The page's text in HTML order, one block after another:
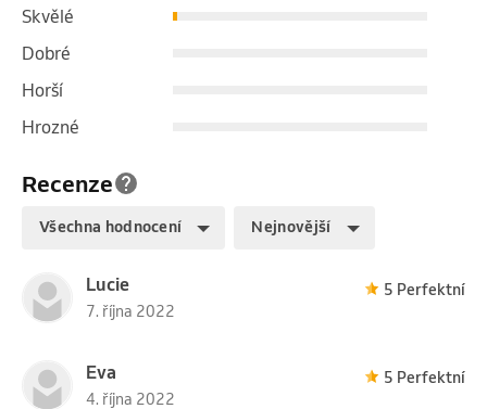
Recenze
Všechna hodnocení Nejnovější
Lucie
7. října 2022
5 Perfektní
Eva
4. října 2022
5 Perfektní
Skvělé
Dobré
Horší
Hrozné